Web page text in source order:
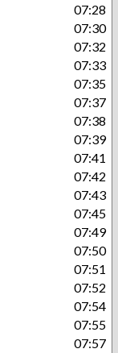
07:28
07:30
07:32
07:33
07:35
07:37
07:38
07:39
07:41
07:42
07:43
07:45
07:49
07:50
07:51
07:52
07:54
07:55
07:57